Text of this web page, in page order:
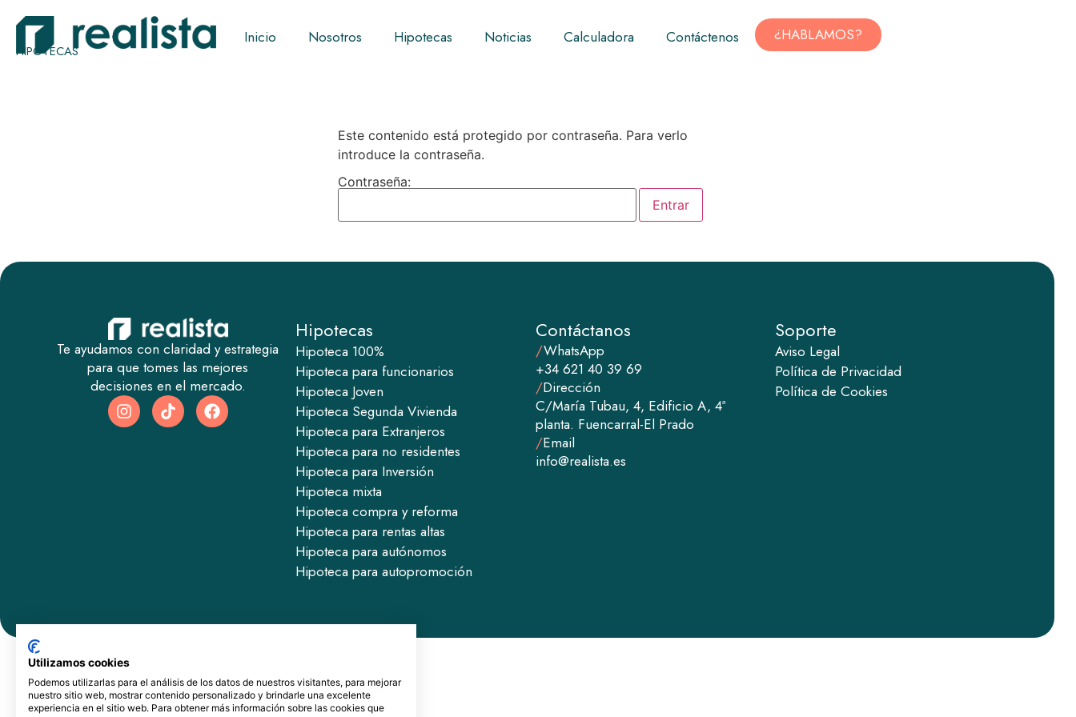
HIPOTECAS
Inicio Nosotros Hipotecas Noticias Calculadora Contáctenos ¿HABLAMOS?
Este contenido está protegido por contraseña. Para verlo
introduce la contraseña.
Contraseña:
Te ayudamos con claridad y estrategia
para que tomes las mejores
decisiones en el mercado.
Hipotecas
Hipoteca 100%
Hipoteca para funcion​​arios
Hipoteca Joven
Hipoteca Segunda Vivienda
Hipoteca para Extranjeros
Hipoteca para no residentes
Hipoteca para Inversión
Hipoteca mixta
Hipoteca compra y reforma
Hipoteca para rentas altas
Hipoteca para autónomos
Hipoteca para autopromoción
Contáctanos
/WhatsApp
+34 621 40 39 69
/Dirección
C/María Tubau, 4, Edificio A, 4ª
planta. Fuencarral-El Prado
/Email
info@realista.es
Soporte
Aviso Legal
Política de Privacidad
Política de Cookies
Utilizamos cookies
Podemos utilizarlas para el análisis de los datos de nuestros visitantes, para mejorar
nuestro sitio web, mostrar contenido personalizado y brindarle una excelente
experiencia en el sitio web. Para obtener más información sobre las cookies que